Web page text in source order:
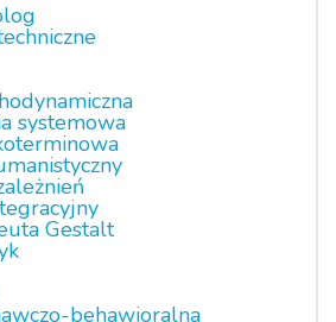
systemowa
Gestalt
behawioralna